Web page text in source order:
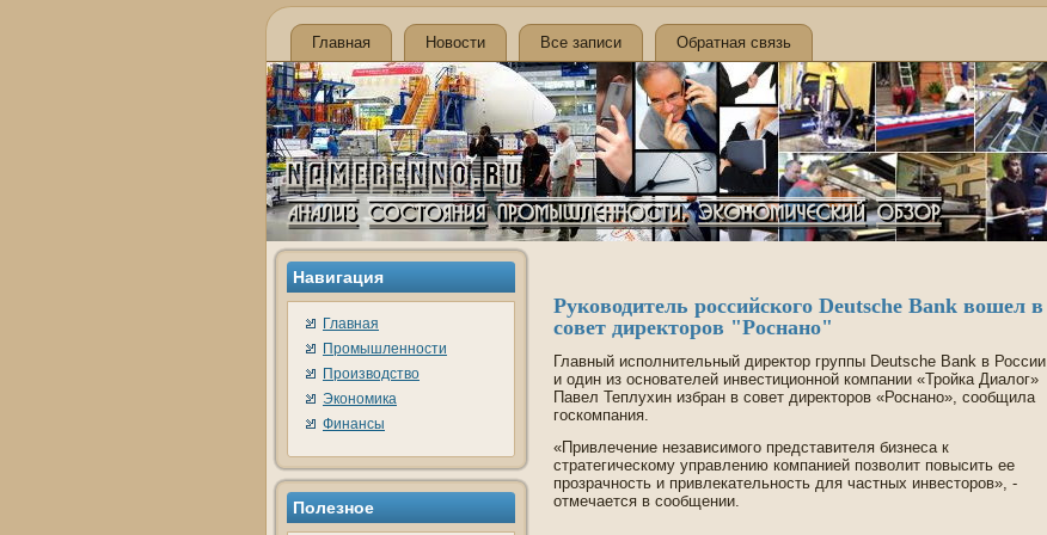
Главная Новости Все записи Обратная связь
Навигация
Главная
Промышленности
Производство
Экономика
Финансы
Полезное
Руководитель российского Deutsche Bank вошел в
сове­т директоров "Роснано"
Главный исполнительный директор группы Deutsche Bank в России
и один из основателей инве­стиционной компании «Тройка Диалог»
Паве­л Теплухин избран в сове­т директоров «Роснано», сообщила
госкомпания.
«Привлечение независимого представителя би­знеса к
стратегическому управлению компанией позволит повысить ее
прозрачность и привлекательность для частных инве­сторов», -
отмечается в сообщении.